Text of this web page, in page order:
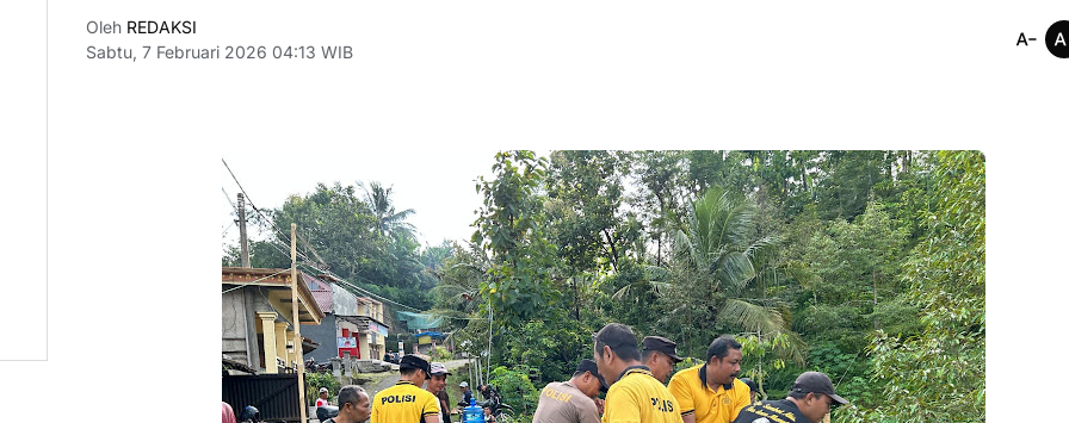
Oleh REDAKSI
Sabtu, 7 Februari 2026 04:13 WIB